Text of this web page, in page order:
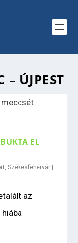
– ÚJPEST
EL
,Székesfehérvár
az
hiába